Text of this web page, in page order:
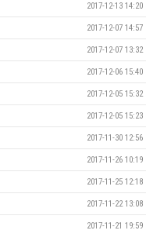
2017-12-13 14:20
2017-12-07 14:57
2017-12-07 13:32
2017-12-06 15:40
2017-12-05 15:32
2017-12-05 15:23
2017-11-30 12:56
2017-11-26 10:19
2017-11-25 12:18
2017-11-22 13:08
2017-11-21 19:59